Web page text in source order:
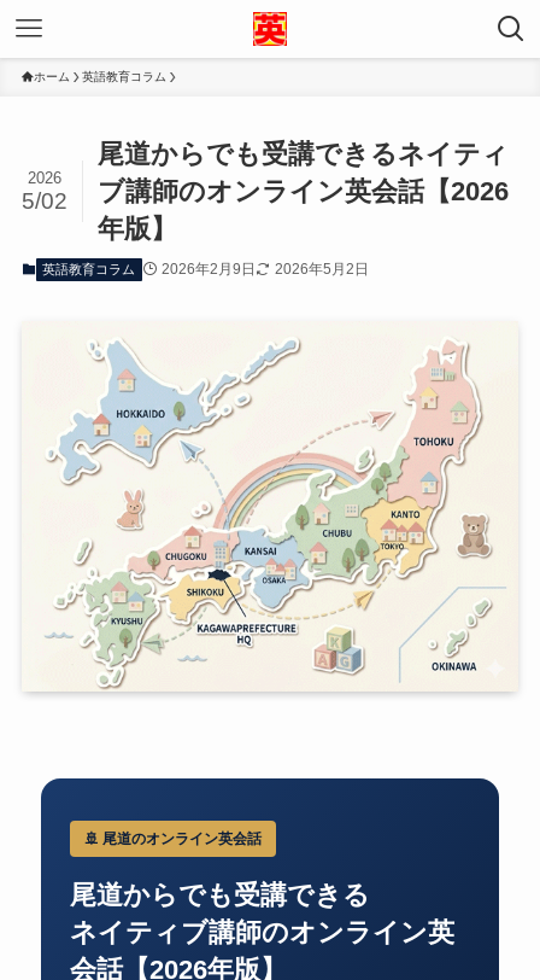
ホーム 英語教育コラム
尾道からでも受講できるネイティ
ブ講師のオンライン英会話【2026
年版】
2026
5/02
英語教育コラム 2026年2月9日 2026年5月2日
🚢 尾道のオンライン英会話
尾道からでも受講できる
ネイティブ講師のオンライン英
会話【2026年版】